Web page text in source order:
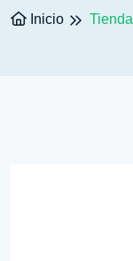
Inicio Tienda